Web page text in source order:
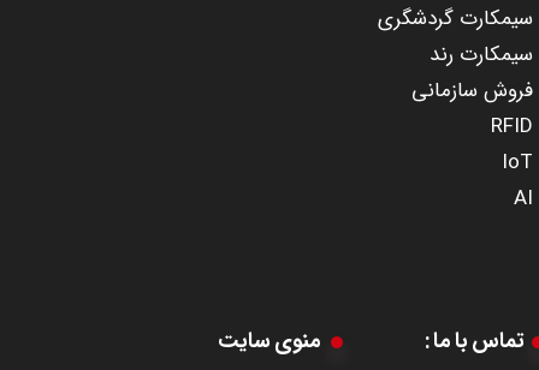
سیمکارت گردشگری
سیمکارت رند
​​​​​​​فروش سازمانی
RFID
IoT
AI
تماس با ما : منوی سایت